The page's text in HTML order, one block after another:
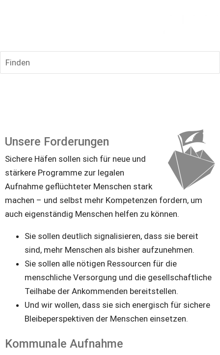
Finden
Unsere Forderungen
Sichere Häfen sollen sich für neue und
stärkere Programme zur legalen
Aufnahme geflüchteter Menschen stark
machen – und selbst mehr Kompetenzen fordern, um
auch eigenständig Menschen helfen zu können.
Sie sollen deutlich signalisieren, dass sie bereit
sind, mehr Menschen als bisher aufzunehmen.
Sie sollen alle nötigen Ressourcen für die
menschliche Versorgung und die gesellschaftliche
Teilhabe der Ankommenden bereitstellen.
Und wir wollen, dass sie sich energisch für sichere
Bleibeperspektiven der Menschen einsetzen.
Kommunale Aufnahme